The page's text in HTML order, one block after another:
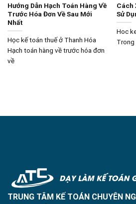
Hướng Dẫn Hạch Toán Hàng Về
Trước Hóa Đơn Về Sau Mới
Nhất
Học kế toán thuế ở Thanh Hóa
Hạch toán hàng về trước hóa đơn
về
Cách
Sử
Hoc
Trong
TRUNG TÂM KẾ TOÁN CHUYÊN